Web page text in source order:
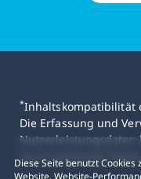
*Inhaltskompatibilität
Die Erfassung und
Nutzerleistungsdaten
durch geltendes
Diese Seite benutzt
Website, Website-